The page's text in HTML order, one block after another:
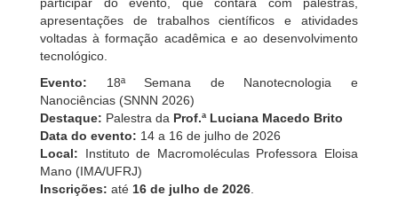
apresentações de trabalhos científicos e atividades
voltadas à formação acadêmica e ao desenvolvimento
tecnológico.
Evento: 18ª Semana de Nanotecnologia e
Nanociências (SNNN 2026)
Destaque: Palestra da Prof.ª Luciana Macedo Brito
Data do evento: 14 a 16 de julho de 2026
Local: Instituto de Macromoléculas Professora Eloisa
Mano (IMA/UFRJ)
Inscrições: até 16 de julho de 2026